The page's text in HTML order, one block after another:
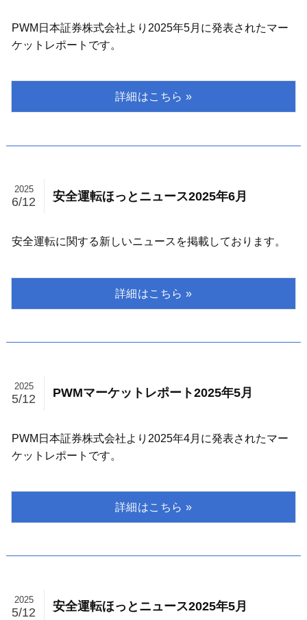
PWM日本証券株式会社より2025年5月に発表されたマー
ケットレポートです。
安全運転ほっとニュース2025年6月
2025
6/12
安全運転に関する新しいニュースを掲載しております。
PWMマーケットレポート2025年5月
2025
5/12
PWM日本証券株式会社より2025年4月に発表されたマー
ケットレポートです。
安全運転ほっとニュース2025年5月
2025
5/12